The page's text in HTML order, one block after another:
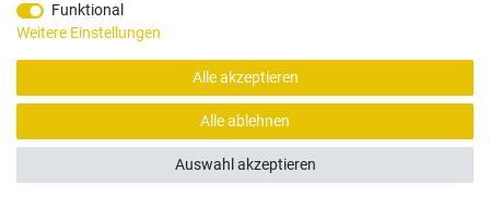
© Copyright 2026 Santec Systems AG
abweichen.
Funktional
Weitere Einstellungen
Alle akzeptieren
Alle ablehnen
Auswahl akzeptieren